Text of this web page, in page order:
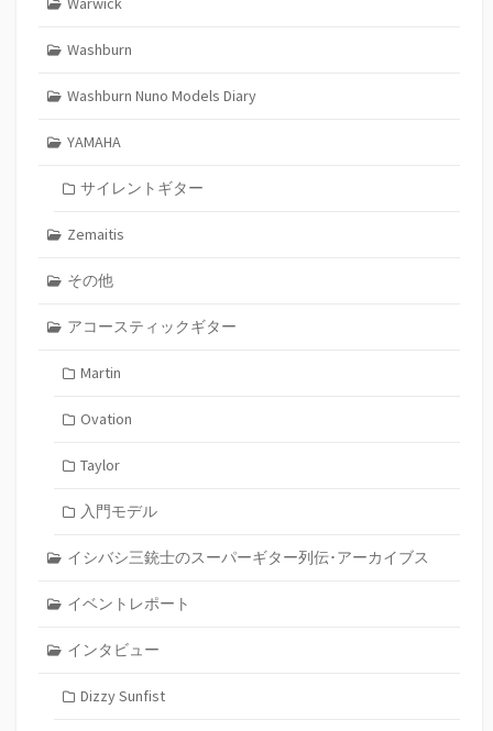
Washburn
Washburn Nuno Models Diary
YAMAHA
サイレントギター
Zemaitis
その他
アコースティックギター
Martin
Ovation
Taylor
入門モデル
イシバシ三銃士のスーパーギター列伝･アーカイブス
イベントレポート
インタビュー
Dizzy Sunfist